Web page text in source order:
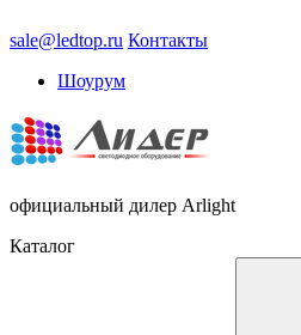
sale@ledtop.ru Контакты
Шоурум
официальный дилер Arlight
Каталог